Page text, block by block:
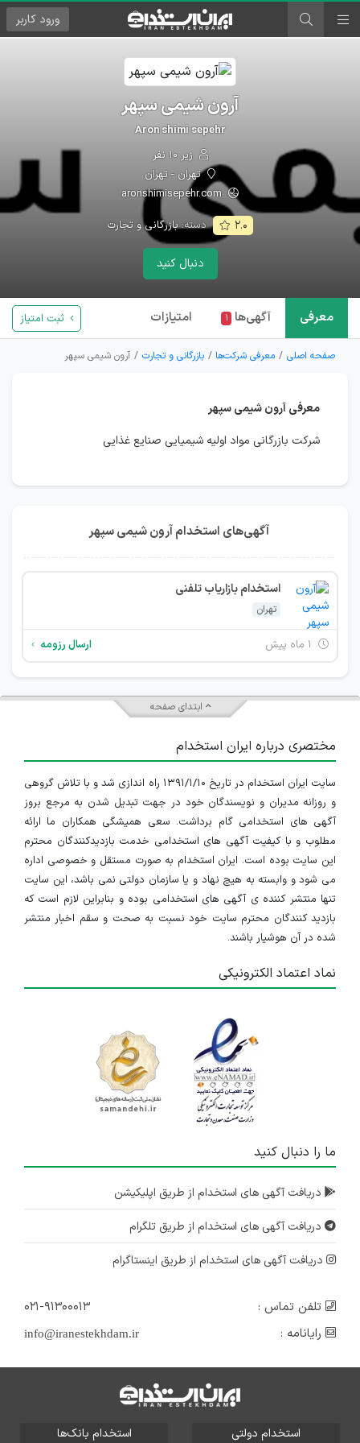
ورود کاربر
آرون شیمی سپهر
Aron shimi sepehr
زیر ۱۰ نفر
تهران - تهران
۲.۰ دسته:بازرگانی و تجارت
دنبال کنید
معرفی آگهی‌ها ۱ امتیازات ثبت امتیاز
صفحه اصلی معرفی شرکت‌ها بازرگانی و تجارت آرون شیمی سپهر
معرفی آرون شیمی سپهر
شرکت بازرگانی مواد اولیه شیمیایی صنایع غذایی
آگهی‌های استخدام آرون شیمی سپهر
استخدام بازاریاب تلفنی
تهران
ارسال رزومه
ابتدای صفحه
مختصری درباره ایران استخدام
سایت ایران استخدام در تاریخ ۱۳۹۱/۱/۱۰ راه اندازی شد و با تلاش گروهی
و روزانه مدیران و نویسندگان خود در جهت تبدیل شدن به مرجع بروز
آگهی های استخدامی گام برداشت. سعی همیشگی همکاران ما ارائه
مطلوب و با کیفیت آگهی های استخدامی خدمت بازدیدکنندگان محترم
این سایت بوده است. ایران استخدام به صورت مستقل و خصوصی اداره
می شود و وابسته به هیچ نهاد و یا سازمان دولتی نمی باشد، این سایت
تنها منتشر کننده ی آگهی های استخدامی بوده و بنابراین لازم است که
بازدید کنندگان محترم سایت خود نسبت به صحت و سقم اخبار منتشر
شده در آن هوشیار باشند.
نماد اعتماد الکترونیکی
ما را دنبال کنید
دریافت آگهی های استخدام از طریق اپلیکیشن
دریافت آگهی های استخدام از طریق تلگرام
دریافت آگهی های استخدام از طریق اینستاگرام
تلفن تماس :
۰۲۱-۹۱۳۰۰۰۱۳
رایانامه :
info@iranestekhdam.ir
استخدام دولتی استخدام بانک‌ها